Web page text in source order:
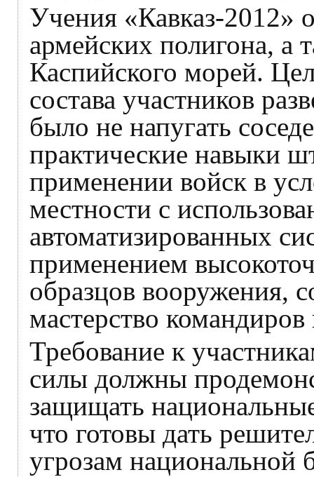
Учения «Кавказ-2012»
армейских полигона, а
Каспийского морей.
состава участников
было не напугать
практические навыки
применении войск в
местности с
автоматизированных
применением
образцов вооружения,
мастерство командиров
Требование к
силы должны
защищать
что готовы дать
угрозам национальной